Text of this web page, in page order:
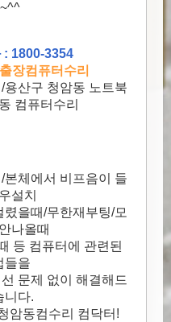
: 1800-3354
장컴퓨터수리
산구 청암동 노트북
컴퓨터수리
체에서 비프음이 들
설치
을때/무한재부팅/모
나올때
등 컴퓨터에 관련된
들을
문제 없이 해결해드
니다.
암동컴수리 컴닥터!